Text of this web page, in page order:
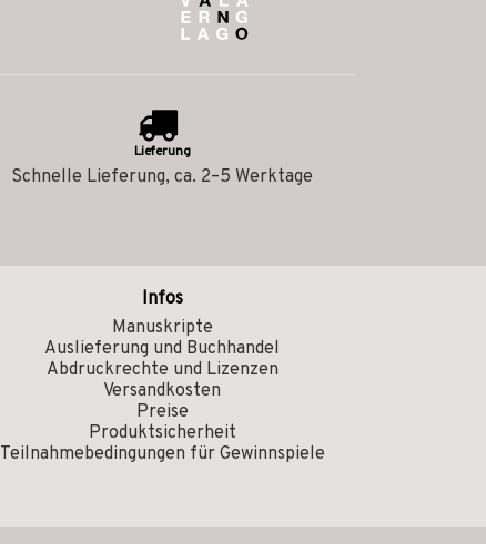
Lieferung
Schnelle Lieferung, ca. 2–5 Werktage
Infos
Manuskripte
Auslieferung und Buchhandel
Abdruckrechte und Lizenzen
Versandkosten
Preise
Produktsicherheit
Teilnahmebedingungen für Gewinnspiele